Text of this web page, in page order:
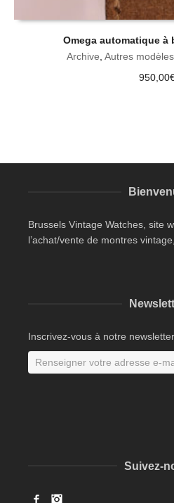
Omega automatique à
Archive, Autres
950,00
Brussels Vintage Watches, site
l’achat/vente de montres
Inscrivez-vous à notre newsletter
Suivez-
Facebook